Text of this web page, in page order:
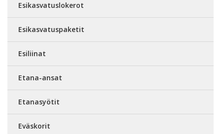
Esikasvatuslokerot
Esikasvatuspaketit
Esiliinat
Etana-ansat
Etanasyötit
Eväskorit